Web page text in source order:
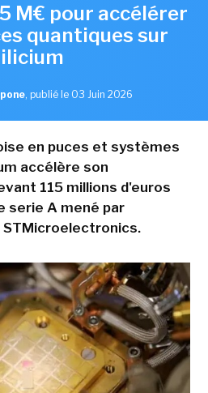
M€ pour accélérer
quantiques sur
, publié le 03 Juin 2026
en puces et systèmes
accélère son
115 millions d'euros
serie A mené par